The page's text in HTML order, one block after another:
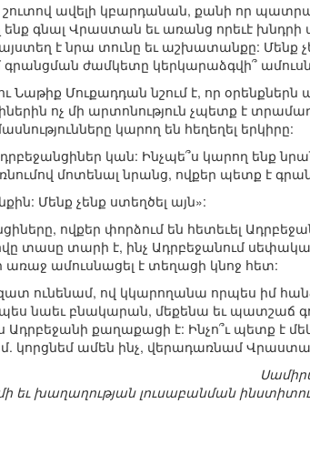
ավելի կբարդանան, քանի որ
գնալ Վրաստան եւ առանց որեւէ խնդրի
է նրա տունը եւ աշխատանքը: Մենք
գրանցման ժամկետը կերկարաձգվի՞
Մուքադդան նշում է, որ օրենքներն
ոչ մի արտոնություն չպետք է
կարող են հեղեղել երկիրը:
կան: Ինչպե՞ս կարող ենք
մոտենալ նրանց, ովքեր պետք է
Մենք չենք ստեղծել այն»:
ովքեր փորձում են հետեւել
տասը տարի է, ինչ Ադրբեջանում
ամուսնացել է տեղացի կնոջ հետ:
ունենամ, ով կկարողանա որպես իմ
նաեւ բնակարան, մեքենա եւ պատշաճ
Ադրբեջանի քաղաքացի է: Ինչո՞ւ պետք է
կորցնեմ ամեն ինչ, վերադառնամ Վրաստան
խաղաղության լուսաբանման